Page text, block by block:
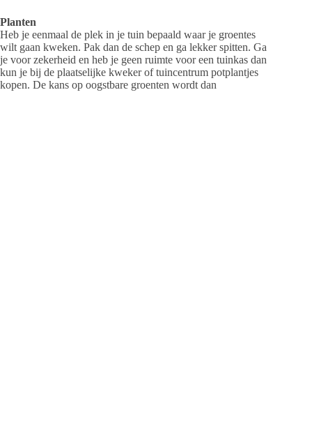
Planten
Heb je eenmaal de plek in je tuin bepaald waar je groentes
wilt gaan kweken. Pak dan de schep en ga lekker spitten. Ga
je voor zekerheid en heb je geen ruimte voor een tuinkas dan
kun je bij de plaatselijke kweker of tuincentrum potplantjes
kopen. De kans op oogstbare groenten wordt dan